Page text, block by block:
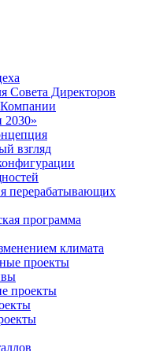
Совета Директоров
2030»
взгляд
перерабатывающих
программа
климата
проекты
проекты